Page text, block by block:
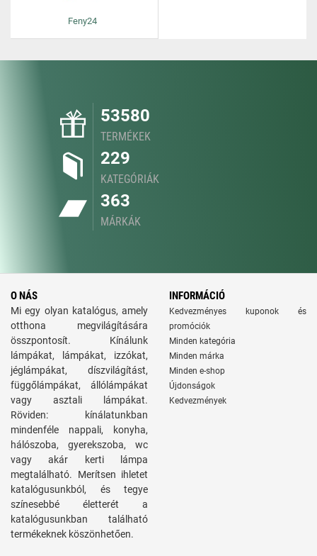
Feny24
53580
TERMÉKEK
229
KATEGÓRIÁK
363
MÁRKÁK
O NÁS
Mi egy olyan katalógus, amely
otthona megvilágítására
összpontosít. Kínálunk
lámpákat, lámpákat, izzókat,
jéglámpákat, díszvilágítást,
függőlámpákat, állólámpákat
vagy asztali lámpákat.
Röviden: kínálatunkban
mindenféle nappali, konyha,
hálószoba, gyerekszoba, wc
vagy akár kerti lámpa
megtalálható. Merítsen ihletet
katalógusunkból, és tegye
színesebbé életterét a
katalógusunkban található
termékeknek köszönhetően.
INFORMÁCIÓ
Kedvezményes kuponok és
promóciók
Minden kategória
Minden márka
Minden e-shop
Újdonságok
Kedvezmények